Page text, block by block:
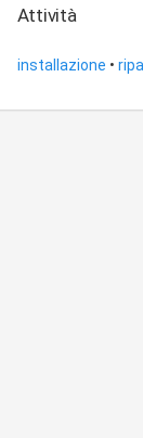
Attività
installazione •